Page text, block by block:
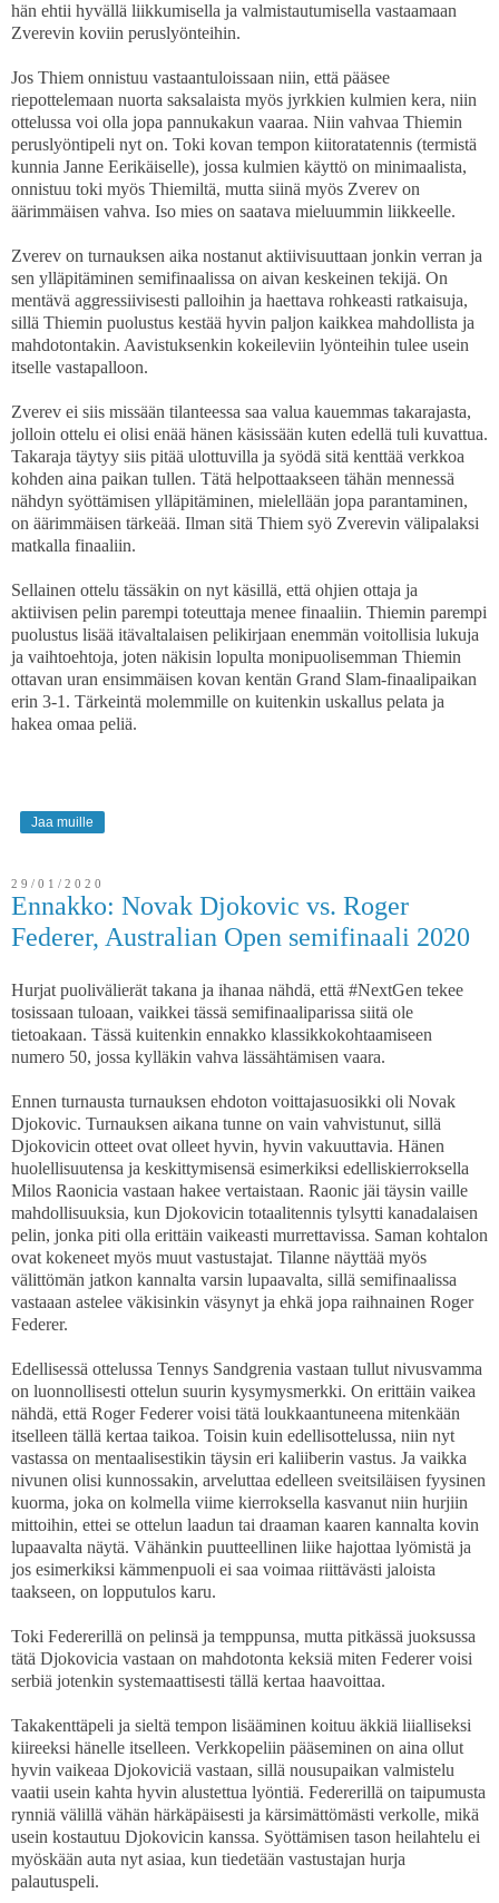
hän ehtii hyvällä liikkumisella ja valmistautumisella vastaamaan
Zverevin koviin peruslyönteihin.
Jos Thiem onnistuu vastaantuloissaan niin, että pääsee
riepottelemaan nuorta saksalaista myös jyrkkien kulmien kera, niin
ottelussa voi olla jopa pannukakun vaaraa. Niin vahvaa Thiemin
peruslyöntipeli nyt on. Toki kovan tempon kiitoratatennis (termistä
kunnia Janne Eerikäiselle), jossa kulmien käyttö on minimaalista,
onnistuu toki myös Thiemiltä, mutta siinä myös Zverev on
äärimmäisen vahva. Iso mies on saatava mieluummin liikkeelle.
Zverev on turnauksen aika nostanut aktiivisuuttaan jonkin verran ja
sen ylläpitäminen semifinaalissa on aivan keskeinen tekijä. On
mentävä aggressiivisesti palloihin ja haettava rohkeasti ratkaisuja,
sillä Thiemin puolustus kestää hyvin paljon kaikkea mahdollista ja
mahdotontakin. Aavistuksenkin kokeileviin lyönteihin tulee usein
itselle vastapalloon.
Zverev ei siis missään tilanteessa saa valua kauemmas takarajasta,
jolloin ottelu ei olisi enää hänen käsissään kuten edellä tuli kuvattua.
Takaraja täytyy siis pitää ulottuvilla ja syödä sitä kenttää verkkoa
kohden aina paikan tullen. Tätä helpottaakseen tähän mennessä
nähdyn syöttämisen ylläpitäminen, mielellään jopa parantaminen,
on äärimmäisen tärkeää. Ilman sitä Thiem syö Zverevin välipalaksi
matkalla finaaliin.
Sellainen ottelu tässäkin on nyt käsillä, että ohjien ottaja ja
aktiivisen pelin parempi toteuttaja menee finaaliin. Thiemin parempi
puolustus lisää itävaltalaisen pelikirjaan enemmän voitollisia lukuja
ja vaihtoehtoja, joten näkisin lopulta monipuolisemman Thiemin
ottavan uran ensimmäisen kovan kentän Grand Slam-finaalipaikan
erin 3-1. Tärkeintä molemmille on kuitenkin uskallus pelata ja
hakea omaa peliä.
Jaa muille
29/01/2020
Ennakko: Novak Djokovic vs. Roger
Federer, Australian Open semifinaali 2020
Hurjat puolivälierät takana ja ihanaa nähdä, että #NextGen tekee
tosissaan tuloaan, vaikkei tässä semifinaaliparissa siitä ole
tietoakaan. Tässä kuitenkin ennakko klassikkokohtaamiseen
numero 50, jossa kylläkin vahva lässähtämisen vaara.
Ennen turnausta turnauksen ehdoton voittajasuosikki oli Novak
Djokovic. Turnauksen aikana tunne on vain vahvistunut, sillä
Djokovicin otteet ovat olleet hyvin, hyvin vakuuttavia. Hänen
huolellisuutensa ja keskittymisensä esimerkiksi edelliskierroksella
Milos Raonicia vastaan hakee vertaistaan. Raonic jäi täysin vaille
mahdollisuuksia, kun Djokovicin totaalitennis tylsytti kanadalaisen
pelin, jonka piti olla erittäin vaikeasti murrettavissa. Saman kohtalon
ovat kokeneet myös muut vastustajat. Tilanne näyttää myös
välittömän jatkon kannalta varsin lupaavalta, sillä semifinaalissa
vastaaan astelee väkisinkin väsynyt ja ehkä jopa raihnainen Roger
Federer.
Edellisessä ottelussa Tennys Sandgrenia vastaan tullut nivusvamma
on luonnollisesti ottelun suurin kysymysmerkki. On erittäin vaikea
nähdä, että Roger Federer voisi tätä loukkaantuneena mitenkään
itselleen tällä kertaa taikoa. Toisin kuin edellisottelussa, niin nyt
vastassa on mentaalisestikin täysin eri kaliiberin vastus. Ja vaikka
nivunen olisi kunnossakin, arveluttaa edelleen sveitsiläisen fyysinen
kuorma, joka on kolmella viime kierroksella kasvanut niin hurjiin
mittoihin, ettei se ottelun laadun tai draaman kaaren kannalta kovin
lupaavalta näytä. Vähänkin puutteellinen liike hajottaa lyömistä ja
jos esimerkiksi kämmenpuoli ei saa voimaa riittävästi jaloista
taakseen, on lopputulos karu.
Toki Federerillä on pelinsä ja temppunsa, mutta pitkässä juoksussa
tätä Djokovicia vastaan on mahdotonta keksiä miten Federer voisi
serbiä jotenkin systemaattisesti tällä kertaa haavoittaa.
Takakenttäpeli ja sieltä tempon lisääminen koituu äkkiä liialliseksi
kiireeksi hänelle itselleen. Verkkopeliin pääseminen on aina ollut
hyvin vaikeaa Djokoviciä vastaan, sillä nousupaikan valmistelu
vaatii usein kahta hyvin alustettua lyöntiä. Federerillä on taipumusta
rynniä välillä vähän härkäpäisesti ja kärsimättömästi verkolle, mikä
usein kostautuu Djokovicin kanssa. Syöttämisen tason heilahtelu ei
myöskään auta nyt asiaa, kun tiedetään vastustajan hurja
palautuspeli.